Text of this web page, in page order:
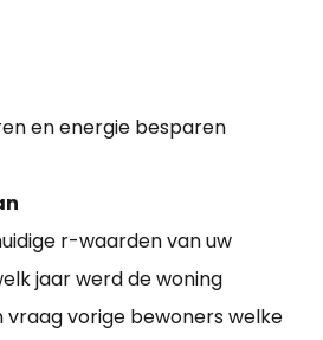
en energie besparen
r-waarden van uw
jaar werd de woning
vraag vorige bewoners welke